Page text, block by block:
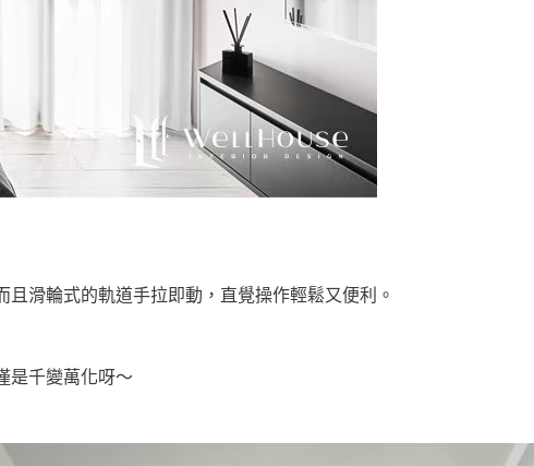
滑輪式的軌道手拉即動，直覺操作輕鬆又便利。
是千變萬化呀～